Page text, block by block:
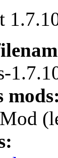
mods: